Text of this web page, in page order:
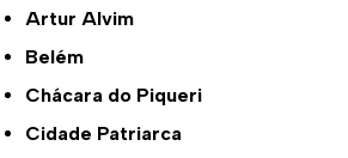
Artur Alvim
Belém
Chácara do Piqueri
Cidade Patriarca